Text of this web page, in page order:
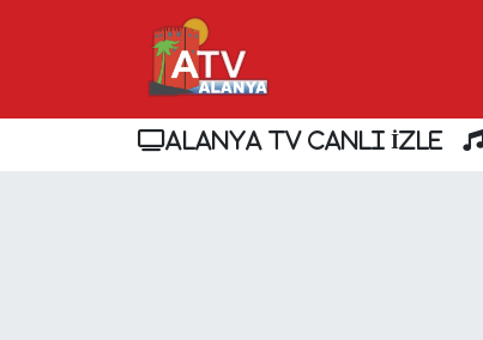
ALANYA TV CANLI İZLE